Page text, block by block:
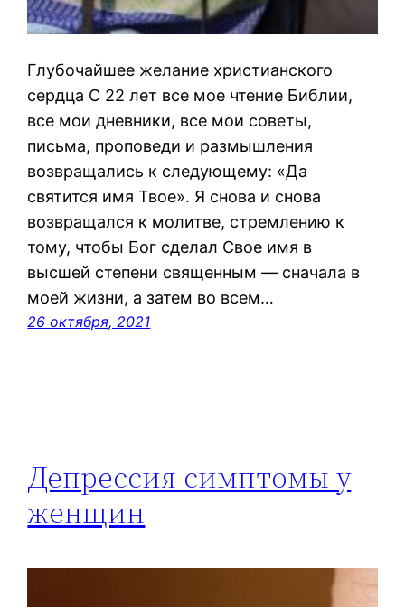
Глубочайшее желание христианского
сердца С 22 лет все мое чтение Библии,
все мои дневники, все мои советы,
письма, проповеди и размышления
возвращались к следующему: «Да
святится имя Твое». Я снова и снова
возвращался к молитве, стремлению к
тому, чтобы Бог сделал Свое имя в
высшей степени священным — сначала в
моей жизни, а затем во всем…
26 октября, 2021
Депрессия симптомы у
женщин